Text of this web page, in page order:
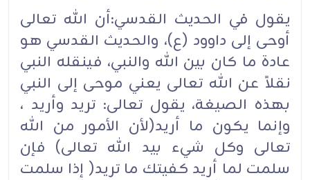
يقول في الحديث القدسي:أن الله تعالى
أوحى إلى داوود (ع)، والحديث القدسي هو
عادة ما كان بين الله والنبي، فينقله النبي
نقلاً عن الله تعالى يعني موحى إلى النبي
بهذه الصيغة، يقول تعالى: تريد وأريد ،
وإنما يكون ما أريد(لأن الأمور من الله
تعالى وكل شيء بيد الله تعالى) فإن
سلمت لما أريد كفيتك ما تريد( إذا سلمت